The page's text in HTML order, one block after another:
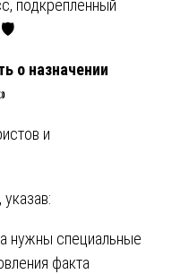
подкрепленный
🛡️
о назначении
и
нужны специальные
факта